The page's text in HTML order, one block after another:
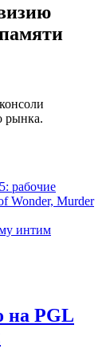
рынка.
рабочие
Wonder, Murder
интим
на PGL